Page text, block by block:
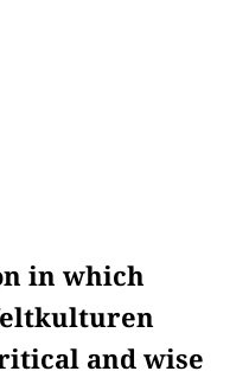
in which
and wise